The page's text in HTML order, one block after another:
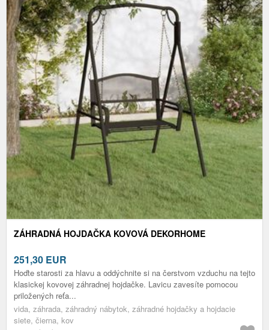
ZÁHRADNÁ HOJDAČKA KOVOVÁ DEKORHOME
251,30 EUR
Hoďte starosti za hlavu a oddýchnite si na čerstvom vzduchu na tejto
klasickej kovovej záhradnej hojdačke. Lavicu zavesíte pomocou
priložených reťa...
vida, záhrada, záhradný nábytok, záhradné hojdačky a hojdacie
siete, čierna, kov